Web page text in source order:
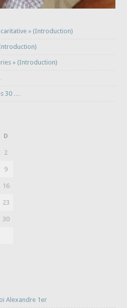
» (Introduction)
» (Introduction)
30 …
D
2
9
16
23
30
Alexandre 1er